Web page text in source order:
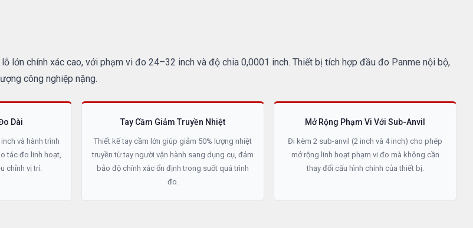
chính xác cao, với phạm vi đo 24–32 inch và độ chia 0,0001 inch. Thiết bị tích hợp đầu đo Panme nội bộ,
công nghiệp nặng.
Dài
và hành trình
tác đo linh hoạt,
chỉnh vị trí.
Tay Cầm Giảm Truyền Nhiệt
Thiết kế tay cầm lớn giúp giảm 50% lượng nhiệt
truyền từ tay người vận hành sang dụng cụ, đảm
bảo độ chính xác ổn định trong suốt quá trình
đo.
Mở Rộng Phạm Vi Với Sub-Anvil
Đi kèm 2 sub-anvil (2 inch và 4 inch) cho phép
mở rộng linh hoạt phạm vi đo mà không cần
thay đổi cấu hình chính của thiết bị.